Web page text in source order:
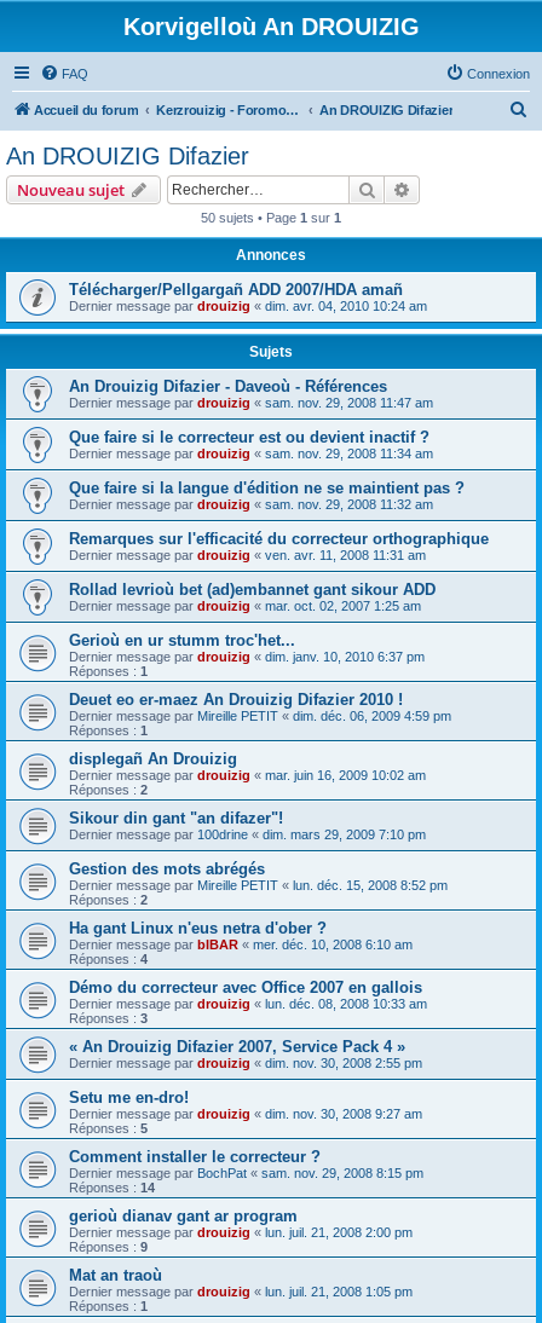
Korvigelloù An DROUIZIG
FAQ Connexion
Accueil du forum Kerzrouizig - Foromoù An Drouizig An DROUIZIG Difazier
e
r
An DROUIZIG Difazier
Nouveau sujet Rechercher
50 sujets • Page 1 sur 1
Annonces
Télécharger/Pellgargañ ADD 2007/HDA amañ
Dernier message par drouizig « dim. avr. 04, 2010 10:24 am
Sujets
An Drouizig Difazier - Daveoù - Références
Dernier message par drouizig « sam. nov. 29, 2008 11:47 am
Que faire si le correcteur est ou devient inactif ?
Dernier message par drouizig « sam. nov. 29, 2008 11:34 am
Que faire si la langue d'édition ne se maintient pas ?
Dernier message par drouizig « sam. nov. 29, 2008 11:32 am
Remarques sur l'efficacité du correcteur orthographique
Dernier message par drouizig « ven. avr. 11, 2008 11:31 am
Rollad levrioù bet (ad)embannet gant sikour ADD
Dernier message par drouizig « mar. oct. 02, 2007 1:25 am
Gerioù en ur stumm troc'het...
Dernier message par drouizig « dim. janv. 10, 2010 6:37 pm
Réponses : 1
Deuet eo er-maez An Drouizig Difazier 2010 !
Dernier message par Mireille PETIT « dim. déc. 06, 2009 4:59 pm
Réponses : 1
displegañ An Drouizig
Dernier message par drouizig « mar. juin 16, 2009 10:02 am
Réponses : 2
Sikour din gant "an difazer"!
Dernier message par 100drine « dim. mars 29, 2009 7:10 pm
Gestion des mots abrégés
Dernier message par Mireille PETIT « lun. déc. 15, 2008 8:52 pm
Réponses : 2
Ha gant Linux n'eus netra d'ober ?
Dernier message par bIBAR « mer. déc. 10, 2008 6:10 am
Réponses : 4
Démo du correcteur avec Office 2007 en gallois
Dernier message par drouizig « lun. déc. 08, 2008 10:33 am
Réponses : 3
« An Drouizig Difazier 2007, Service Pack 4 »
Dernier message par drouizig « dim. nov. 30, 2008 2:55 pm
Setu me en-dro!
Dernier message par drouizig « dim. nov. 30, 2008 9:27 am
Réponses : 5
Comment installer le correcteur ?
Dernier message par BochPat « sam. nov. 29, 2008 8:15 pm
Réponses : 14
gerioù dianav gant ar program
Dernier message par drouizig « lun. juil. 21, 2008 2:00 pm
Réponses : 9
Mat an traoù
Dernier message par drouizig « lun. juil. 21, 2008 1:05 pm
Réponses : 1